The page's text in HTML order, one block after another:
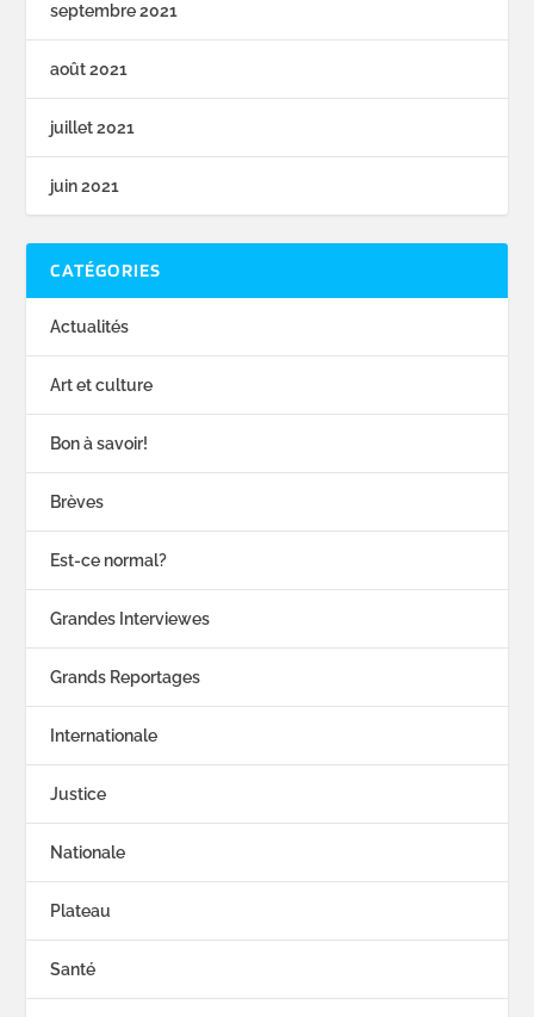
septembre 2021
août 2021
juillet 2021
juin 2021
CATÉGORIES
Actualités
Art et culture
Bon à savoir!
Brèves
Est-ce normal?
Grandes Interviewes
Grands Reportages
Internationale
Justice
Nationale
Plateau
Santé